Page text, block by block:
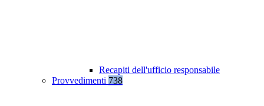
Recapiti dell'ufficio responsabile
Provvedimenti 738